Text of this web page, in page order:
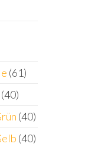
(61)
(40)
(40)
(40)